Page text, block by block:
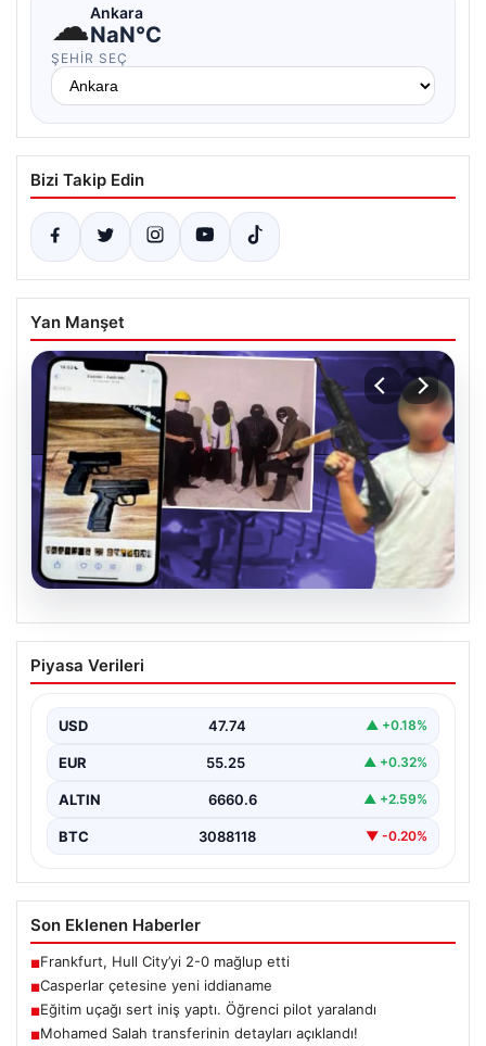
☁Ankara
NaN°C
ŞEHIR SEÇ
Bizi Takip Edin
Yan Manşet
Casperlar çetesine yeni iddianame
Piyasa Verileri
USD 47.74 ▲ +0.18%
EUR 55.25 ▲ +0.32%
ALTIN 6660.6 ▲ +2.59%
BTC 3088118 ▼ -0.20%
Son Eklenen Haberler
■Frankfurt, Hull City’yi 2-0 mağlup etti
■Casperlar çetesine yeni iddianame
■Eğitim uçağı sert iniş yaptı. Öğrenci pilot yaralandı
■Mohamed Salah transferinin detayları açıklandı!